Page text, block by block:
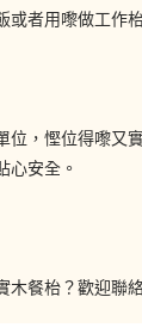
hohomehk/
者用嚟做工作
位，慳位得嚟
心安全。
木餐枱？歡迎